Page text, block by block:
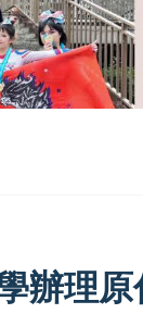
辦理